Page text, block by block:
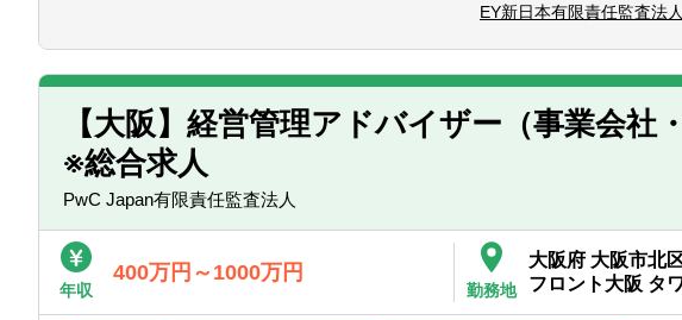
政シミュレーション）支援、会計相談・研修対応等
■ヘルスケア関連
・地方独立行政法人化支援、財政シミュレーション、経営改
EY新日本有限責任監査法
【大阪】経営管理アドバイザー（事業会社
※総合求人
PwC Japan有限責任監査法人
年収
400万円～1000万円
勤務地
大阪府 大阪市北区 大
フロント大阪 タ